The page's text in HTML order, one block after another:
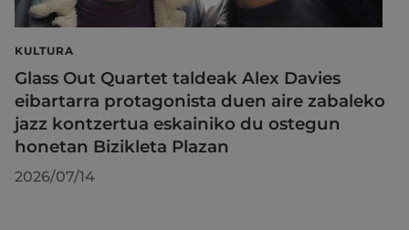
KULTURA
Glass Out Quartet taldeak Alex Davies
eibartarra protagonista duen aire zabaleko
jazz kontzertua eskainiko du ostegun
honetan Bizikleta Plazan
2026/07/14